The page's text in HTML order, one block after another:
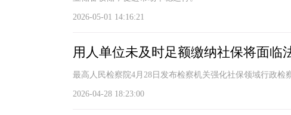
2026-05-01 14:16:21
用人单位未及时足额缴纳社保将面临
最高人民检察院4月28日发布检察机关强化社保领域行政检
2026-04-28 18:23:00